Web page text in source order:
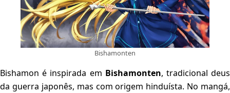
Bishamonten
Bishamon é inspirada em Bishamonten, tradicional deus
da guerra japonês, mas com origem hinduísta. No mangá,